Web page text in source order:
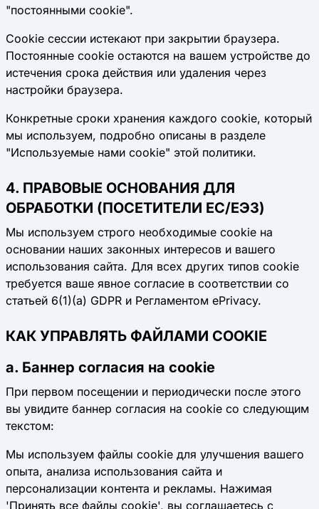
"постоянными cookie".
Cookie сессии истекают при закрытии браузера.
Постоянные cookie остаются на вашем устройстве до
истечения срока действия или удаления через
настройки браузера.
Конкретные сроки хранения каждого cookie, который
мы используем, подробно описаны в разделе
"Используемые нами cookie" этой политики.
4. ПРАВОВЫЕ ОСНОВАНИЯ ДЛЯ
ОБРАБОТКИ (ПОСЕТИТЕЛИ ЕС/ЕЭЗ)
Мы используем строго необходимые cookie на
основании наших законных интересов и вашего
использования сайта. Для всех других типов cookie
требуется ваше явное согласие в соответствии со
статьей 6(1)(a) GDPR и Регламентом ePrivacy.
КАК УПРАВЛЯТЬ ФАЙЛАМИ COOKIE
a. Баннер согласия на cookie
При первом посещении и периодически после этого
вы увидите баннер согласия на cookie со следующим
текстом:
Мы используем файлы cookie для улучшения вашего
опыта, анализа использования сайта и
персонализации контента и рекламы. Нажимая
'Принять все файлы cookie', вы соглашаетесь с